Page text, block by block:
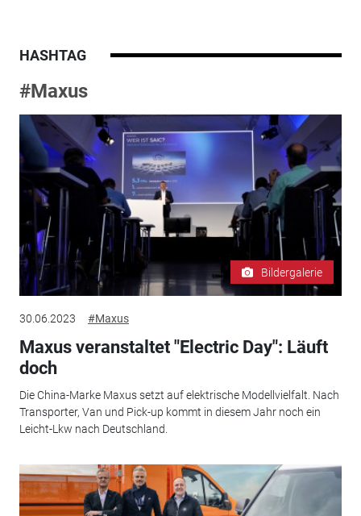
HASHTAG
#Maxus
Bildergalerie
30.06.2023 #Maxus
Maxus veranstaltet "Electric Day": Läuft
doch
Die China-Marke Maxus setzt auf elektrische Modellvielfalt. Nach
Transporter, Van und Pick-up kommt in diesem Jahr noch ein
Leicht-Lkw nach Deutschland.